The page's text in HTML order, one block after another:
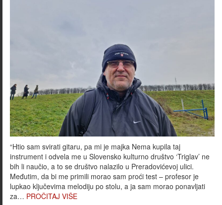
“Htio sam svirati gitaru, pa mi je majka Nema kupila taj
instrument i odvela me u Slovensko kulturno društvo ‘Triglav’ ne
bih li naučio, a to se društvo nalazilo u Preradovićevoj ulici.
Međutim, da bi me primili morao sam proći test – profesor je
lupkao ključevima melodiju po stolu, a ja sam morao ponavljati
za… PROČITAJ VIŠE